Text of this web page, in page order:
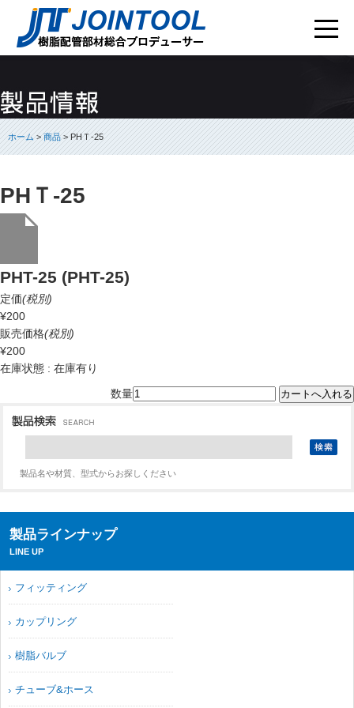
ホーム>商品> PHＴ-25
PHＴ-25
PHT-25 (PHT-25)
定価(税別)
¥200
販売価格(税別)
¥200
在庫状態 : 在庫有り
数量
製品名や材質、型式からお探しください
製品ラインナップ
LINE UP
フィッティング
カップリング
樹脂バルブ
チューブ&ホース